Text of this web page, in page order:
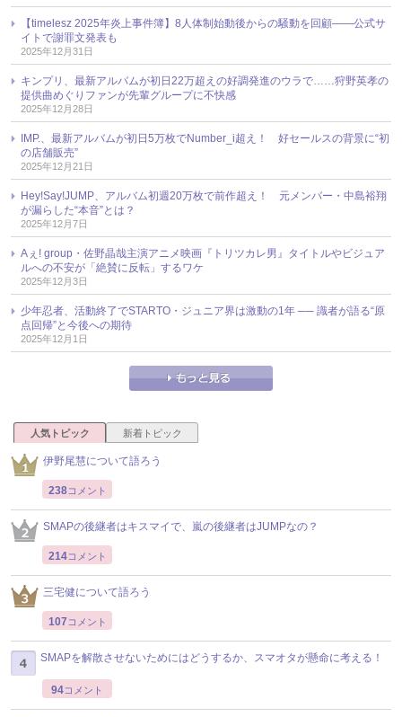
【timelesz 2025年炎上事件簿】8人体制始動後からの騒動を回顧――公式サ
イトで謝罪文発表も
2025年12月31日
キンプリ、最新アルバムが初日22万超えの好調発進のウラで……狩野英孝の
提供曲めぐりファンが先輩グループに不快感
2025年12月28日
IMP.、最新アルバムが初日5万枚でNumber_i超え！ 好セールスの背景に“初
の店舗販売”
2025年12月21日
Hey!Say!JUMP、アルバム初週20万枚で前作超え！ 元メンバー・中島裕翔
が漏らした“本音”とは？
2025年12月7日
Aぇ! group・佐野晶哉主演アニメ映画『トリツカレ男』タイトルやビジュア
ルへの不安が「絶賛に反転」するワケ
2025年12月3日
少年忍者、活動終了でSTARTO・ジュニア界は激動の1年 ── 識者が語る“原
点回帰”と今後への期待
2025年12月1日
人気トピック 新着トピック
伊野尾慧について語ろう
238コメント
SMAPの後継者はキスマイで、嵐の後継者はJUMPなの？
214コメント
三宅健について語ろう
107 コメント
SMAPを解散させないためにはどうするか、スマオタが懸命に考える！
94コメント